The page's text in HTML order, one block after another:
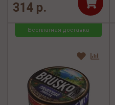
314 р.
Бесплатная доставка